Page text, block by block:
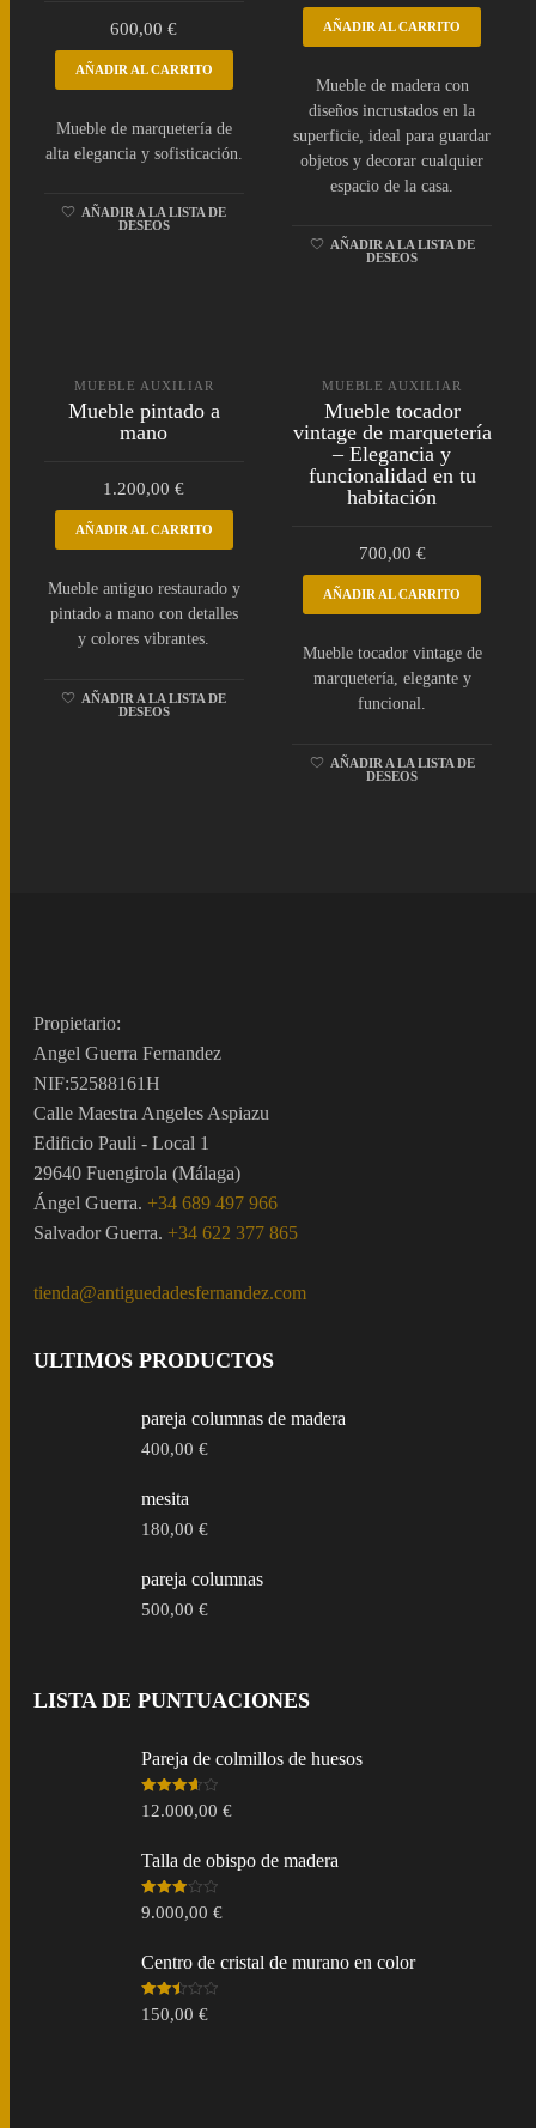
600,00€
AÑADIR AL CARRITO
Mueble de marquetería de
alta elegancia y sofisticación.
AÑADIR A LA LISTA DE
DESEOS
AÑADIR AL CARRITO
Mueble de madera con
diseños incrustados en la
superficie, ideal para guardar
objetos y decorar cualquier
espacio de la casa.
AÑADIR A LA LISTA DE
DESEOS
MUEBLE AUXILIAR
Mueble pintado a
mano
1.200,00€
AÑADIR AL CARRITO
Mueble antiguo restaurado y
pintado a mano con detalles
y colores vibrantes.
AÑADIR A LA LISTA DE
DESEOS
MUEBLE AUXILIAR
Mueble tocador
vintage de marquetería
– Elegancia y
funcionalidad en tu
habitación
700,00 €
AÑADIR AL CARRITO
Mueble tocador vintage de
marquetería, elegante y
funcional.
AÑADIR A LA LISTA DE
DESEOS
Propietario:
Angel Guerra Fernandez
NIF:52588161H
Calle Maestra Angeles Aspiazu
Edificio Pauli - Local 1
29640 Fuengirola (Málaga)
Ángel Guerra. +34 689 497 966
Salvador Guerra. +34 622 377 865
tienda@antiguedadesfernandez.com
ULTIMOS PRODUCTOS
pareja columnas de madera
400,00€
mesita
180,00€
pareja columnas
500,00€
LISTA DE PUNTUACIONES
Pareja de colmillos de huesos
Valorado
en3.67
12.000,00€
Talla de obispo de madera
Valorado
en3.00
9.000,00€
Centro de cristal de murano en color
Valorado
en
150,00€